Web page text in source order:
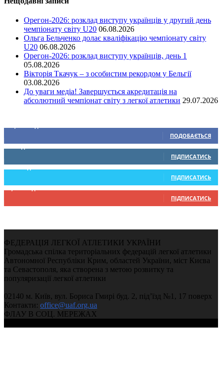
Орегон-2026: розклад виступу українців у другий день
чемпіонату світу U20 06.08.2026
Ольга Бельченко долає кваліфікацію чемпіонату світу
U20 06.08.2026
Орегон-2026: розклад виступу українців, день 1
05.08.2026
Вікторія Ткачук – з особистим рекордом у Бельгії
03.08.2026
До уваги медіа! Завершується акредитація на
абсолютний чемпіонат світу з легкої атлетики 29.07.2026
ПОДОБАЄТЬСЯ
0 Підписників
ПІДПИСАТИСЬ
234 Підписників
ПІДПИСАТИСЬ
9,370 Підписників
ПІДПИСАТИСЬ
ФЕДЕРАЦІЯ ЛЕГКОЇ АТЛЕТИКИ УКРАЇНИ
Громадська спілка територіальних федерацій легкої атлетики
Автономної Республіки Крим, областей України, міст Києва
та Севастополя, яка створена з метою розвитку та
популяризації легкої атлетики
02140 м. Київ, вул. Бориса Гмирі буд. 2, під’їзд №1, 17 поверх
Контакти: office@uaf.org.ua
ФЛАУ В СОЦ. МЕРЕЖАХ